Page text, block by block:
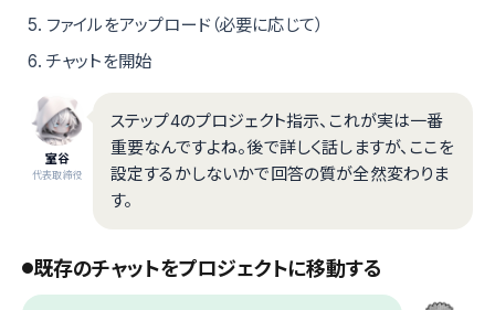
ファイルをアップロード（必要に応じて）
チャットを開始
室谷
代表取締役
ステップ4のプロジェクト指示、これが実は一番
重要なんですよね。後で詳しく話しますが、ここを
設定するかしないかで回答の質が全然変わりま
す。
既存のチャットをプロジェクトに移動する